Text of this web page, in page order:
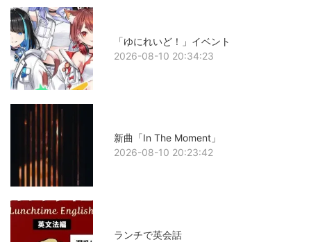
「ゆにれいど！」イベント
2026-08-10 20:34:23
新曲「In The Moment」
2026-08-10 20:23:42
ランチで英会話